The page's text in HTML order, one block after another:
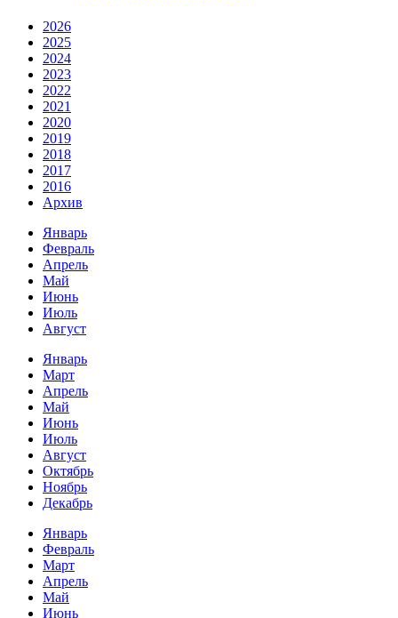
2026
2025
2024
2023
2022
2021
2020
2019
2018
2017
2016
Архив
Январь
Февраль
Апрель
Май
Июнь
Июль
Август
Январь
Март
Апрель
Май
Июнь
Июль
Август
Октябрь
Ноябрь
Декабрь
Январь
Февраль
Март
Апрель
Май
Июнь